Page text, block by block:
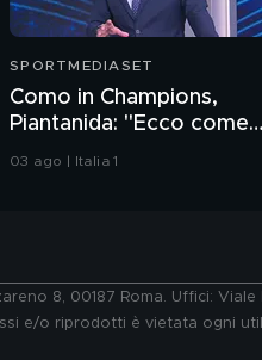
SPORTMEDIASET
Como in Champions,
Piantanida: "Ecco come
stanno davvero le cose"
03 ago | Italia 1
8, 00187 Roma. Uffici:
e/o riprodotti è vietata ogni